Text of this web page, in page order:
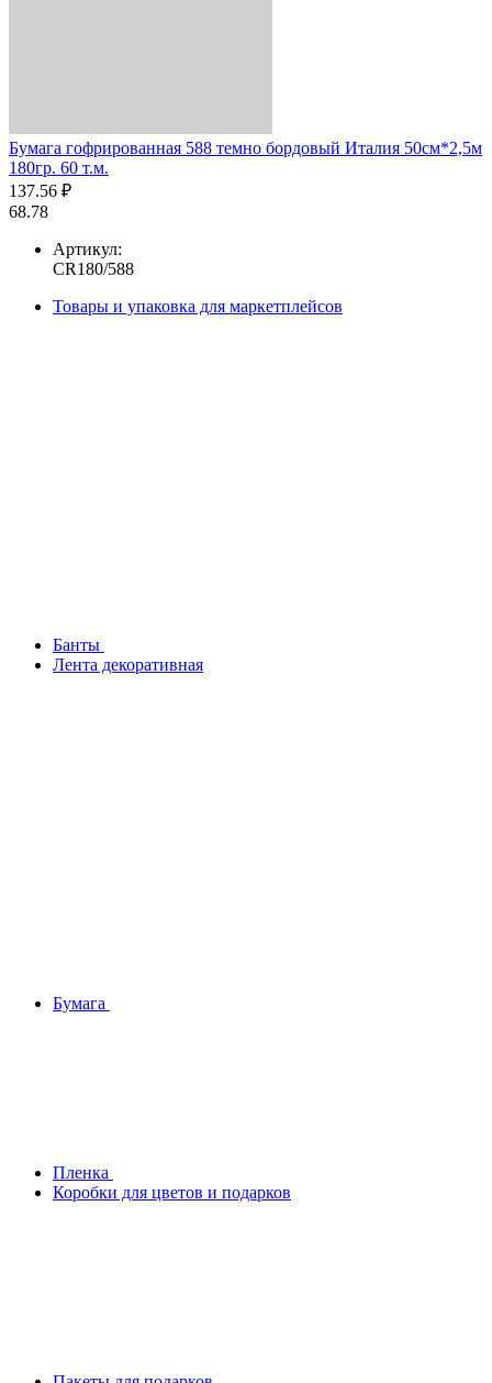
Бумага гофрированная 588 темно бордовый Италия 50см*2,5м
180гр. 60 т.м.
137.56 ₽
68.78
Артикул:
CR180/588
Товары и упаковка для маркетплейсов
Банты
Лента декоративная
Бумага
Плeнка
Коробки для цветов и подарков